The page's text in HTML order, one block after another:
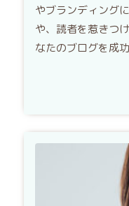
やブランディング
や、読者を惹きつ
なたのブログを成